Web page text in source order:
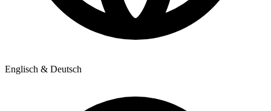
Englisch & Deutsch